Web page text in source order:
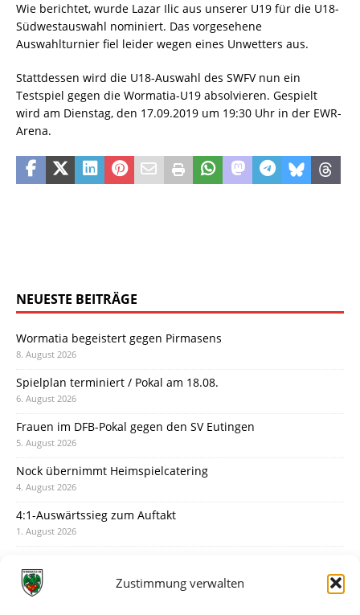
Zustimmung verwalten
Wie berichtet, wurde Lazar Ilic aus unserer U19 für die U18-
Südwestauswahl nominiert. Das vorgesehene
Auswahlturnier fiel leider wegen eines Unwetters aus.
Stattdessen wird die U18-Auswahl des SWFV nun ein
Testspiel gegen die Wormatia-U19 absolvieren. Gespielt
wird am Dienstag, den 17.09.2019 um 19:30 Uhr in der EWR-
Arena.
NEUESTE BEITRÄGE
Wormatia begeistert gegen Pirmasens
8. August 2026
Spielplan terminiert / Pokal am 18.08.
6. August 2026
Frauen im DFB-Pokal gegen den SV Eutingen
5. August 2026
Nock übernimmt Heimspielcatering
4. August 2026
4:1-Auswärtssieg zum Auftakt
1. August 2026
31. Juli 2026